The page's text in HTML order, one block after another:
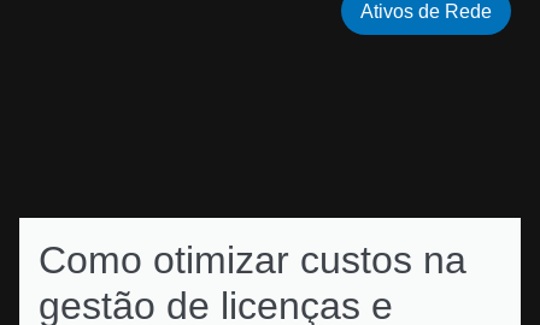
Como otimizar custos na
gestão de licenças e
Ativos de Rede